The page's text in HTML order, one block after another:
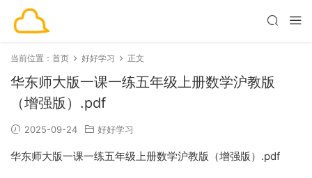
当前位置： 首页 好好学习 正文
华东师大版一课一练五年级上册数学沪教版
（增强版）.pdf
2025-09-24 好好学习
华东师大版一课一练五年级上册数学沪教版（增强版）.pdf